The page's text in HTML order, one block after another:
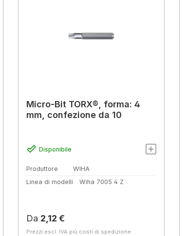
Micro-Bit TORX®, forma: 4
mm, confezione da 10
Disponibile
Produttore
WIHA
Linea di modelli
Wiha 7005 4 Z
Prezzo normale:
Da 2,12 €
Prezzi escl. IVA più costi di spedizione